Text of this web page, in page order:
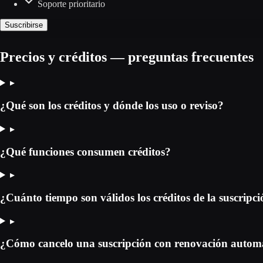
Soporte prioritario
Suscribirse
Precios y créditos — preguntas frecuentes
▸
¿Qué son los créditos y dónde los uso o reviso?
▸
¿Qué funciones consumen créditos?
▸
¿Cuánto tiempo son válidos los créditos de la
▸
¿Cómo cancelo una suscripción con renovación